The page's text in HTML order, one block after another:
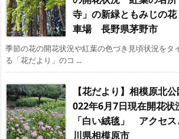
寺」の新緑ともみじの
車場 長野県茅野市
季節の花の開花状況や紅葉の色づき見頃状況をタ
る「花だより」のコ ...
【花だより】相模原北
022年6月7日現在開花
「白い絨毯」 アクセ
川県相模原市